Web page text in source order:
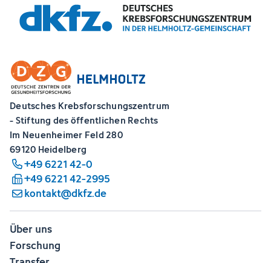
Deutsches Krebsforschungszentrum
- Stiftung des öffentlichen Rechts
Im Neuenheimer Feld 280
69120 Heidelberg
+49 6221 42-0
+49 6221 42-2995
kontakt@dkfz.de
Über uns
Forschung